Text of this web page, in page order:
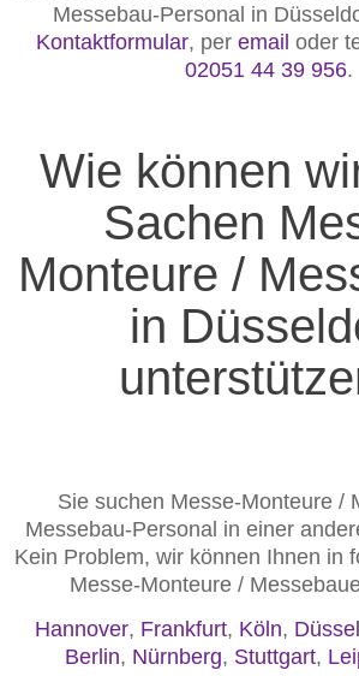
Messebau-Personal in
Kontaktformular, per email oder
02051 44 39 956.
Wie können
Sachen
Monteure /
in
Sie suchen Messe-Monteure /
Messebau-Personal in einer
Kein Problem, wir können Ihnen in
Messe-Monteure /
Hannover, Frankfurt, Köln,
Berlin, Nürnberg, Stuttgart,